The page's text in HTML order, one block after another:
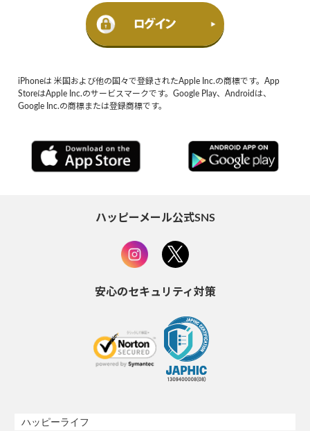
iPhoneは 米国および他の国々で登録されたApple Inc.の商標です。App
StoreはApple Inc.のサービスマークです。Google Play、Androidは、
Google Inc.の商標または登録商標です。
ハッピーメール公式SNS
安心のセキュリティ対策
ハッピーライフ